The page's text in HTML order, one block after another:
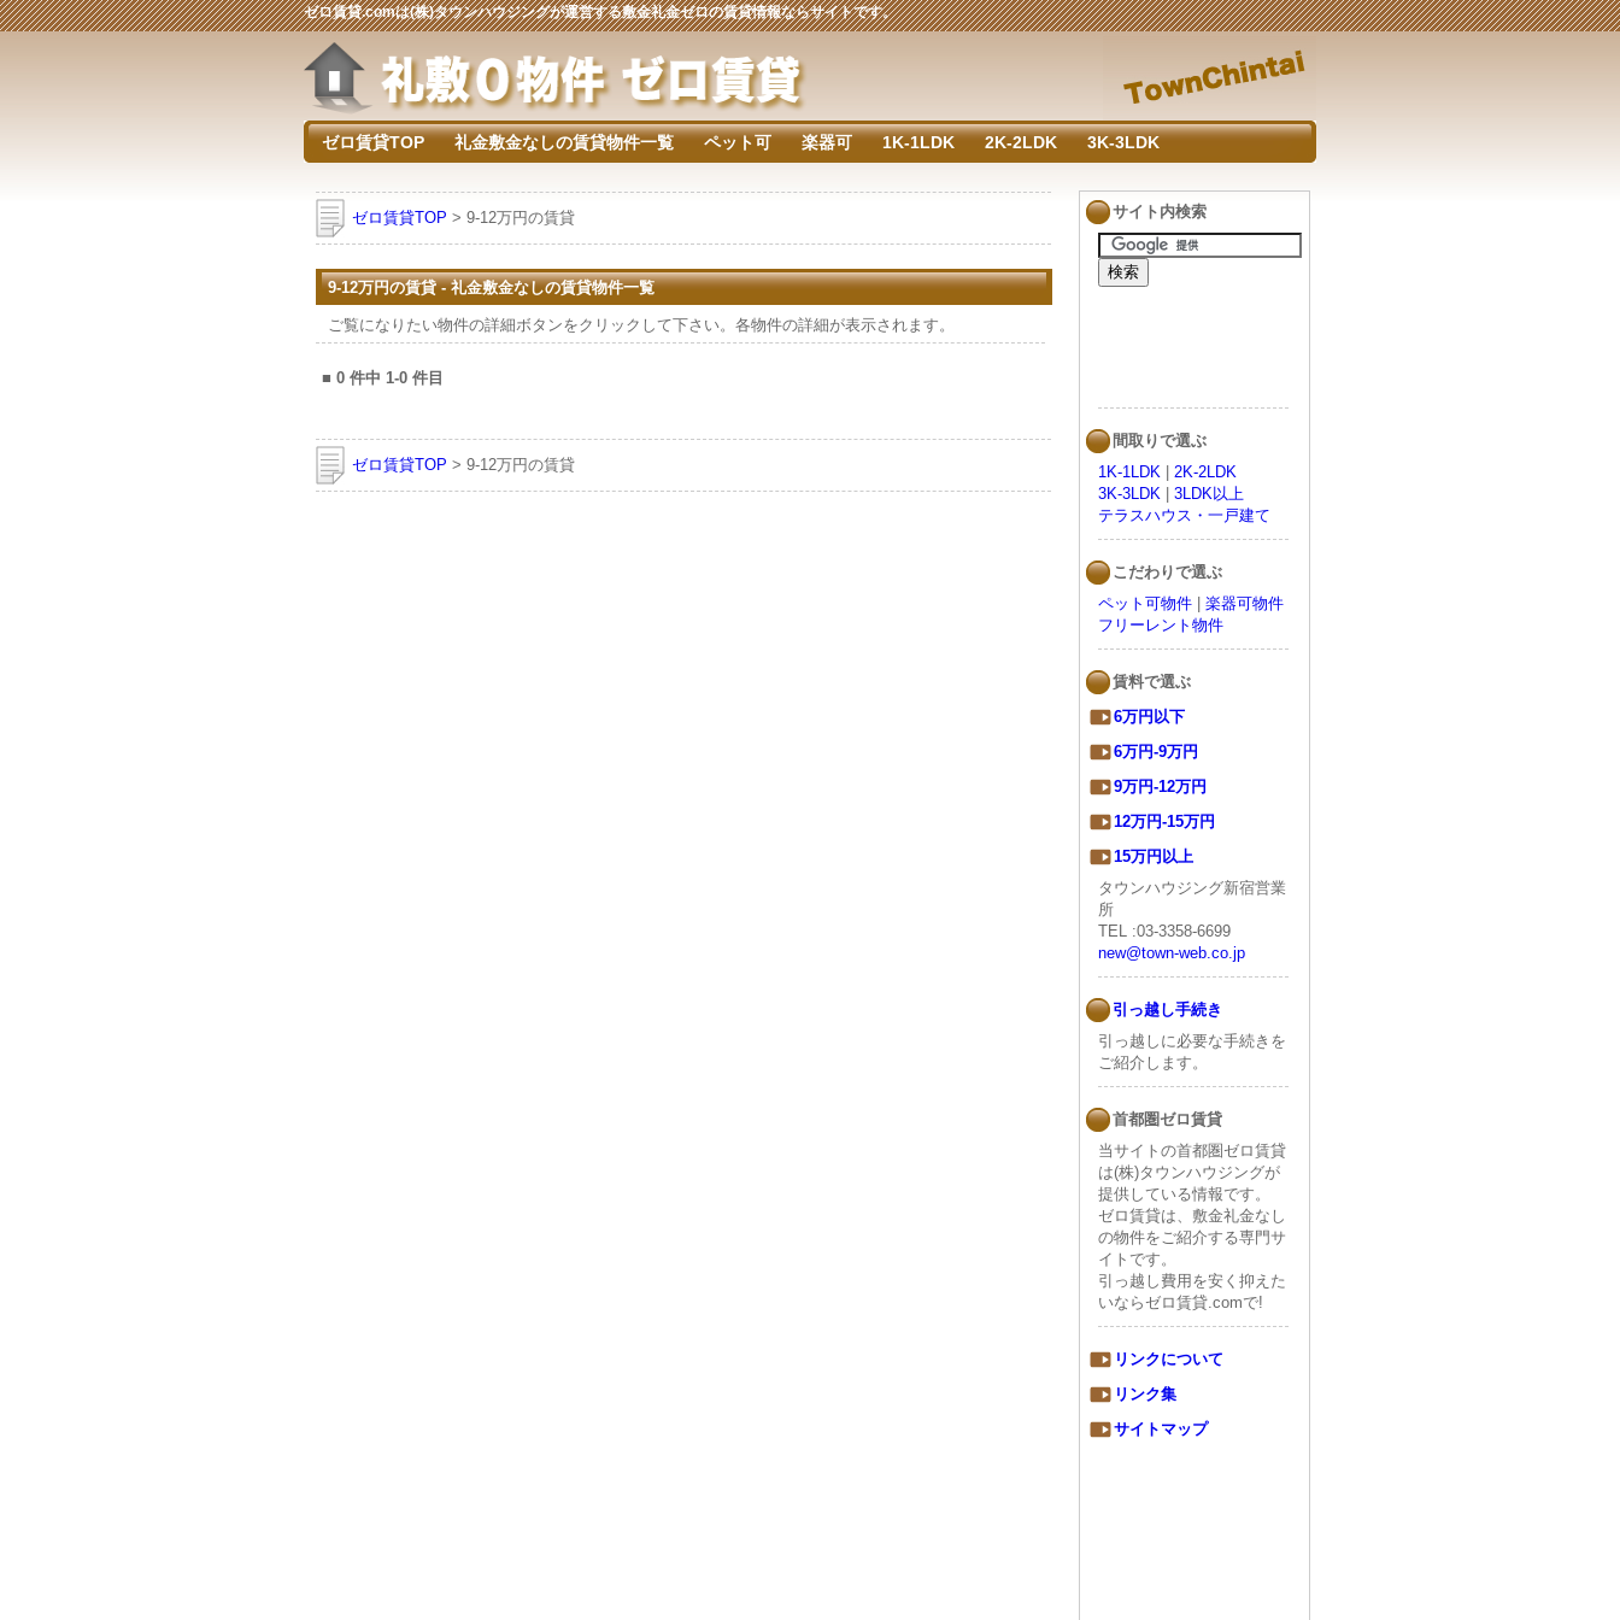
ゼロ賃貸.comは(株)タウンハウジングが運営する敷金礼金ゼロの賃貸情報ならサイトです。
ゼロ賃貸TOP 礼金敷金なしの賃貸物件一覧 ペット可 楽器可 1K-1LDK 2K-2LDK 3K-3LDK
ゼロ賃貸TOP > 9-12万円の賃貸
9-12万円の賃貸 - 礼金敷金なしの賃貸物件一覧
ご覧になりたい物件の詳細ボタンをクリックして下さい。各物件の詳細が表示されます。
■ 0 件中 1-0 件目
ゼロ賃貸TOP > 9-12万円の賃貸
サイト内検索
間取りで選ぶ
1K-1LDK
2K-2LDK
3K-3LDK
3LDK以上
テラスハウス・一戸建て
こだわりで選ぶ
ペット可物件
楽器可物件
フリーレント物件
賃料で選ぶ
6万円以下
6万円-9万円
9万円-12万円
12万円-15万円
15万円以上
タウンハウジング新宿営業
所
TEL :03-3358-6699
new@town-web.co.jp
引っ越し手続き
引っ越しに必要な手続きを
ご紹介します。
首都圏ゼロ賃貸
当サイトの首都圏ゼロ賃貸
は(株)タウンハウジングが
提供している情報です。
ゼロ賃貸は、敷金礼金なし
の物件をご紹介する専門サ
イトです。
引っ越し費用を安く抑えた
いならゼロ賃貸.comで!
リンクについて
リンク集
サイトマップ